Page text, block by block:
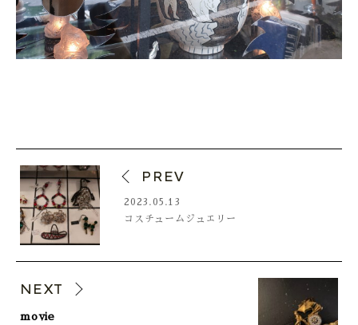
PREV
2023.05.13
コスチュームジュエリー
NEXT
movie